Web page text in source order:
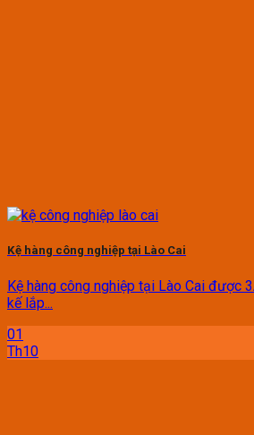
Kệ hàng công nghiệp tại Lào Cai
Kệ hàng công nghiệp tại Lào Cai được
kế lắp...
01
Th10